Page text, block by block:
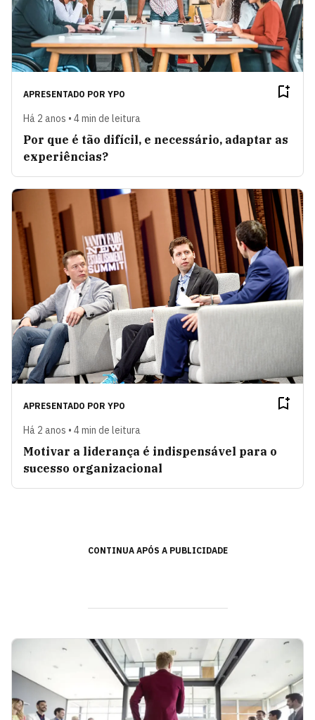
APRESENTADO POR YPO
Há 2 anos • 4 min de leitura
Por que é tão difícil, e necessário, adaptar as
experiências?
APRESENTADO POR YPO
Há 2 anos • 4 min de leitura
Motivar a liderança é indispensável para o
sucesso organizacional
CONTINUA APÓS A PUBLICIDADE